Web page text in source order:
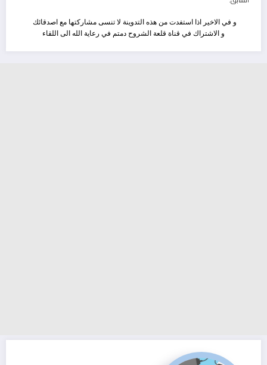
و في الاخير اذا استفدت من هذه التدوينة لا تنسى مشاركتها مع اصدقائك
و الاشتراك في قناة قلعة الشروح دمتم في رعاية الله الى اللقاء